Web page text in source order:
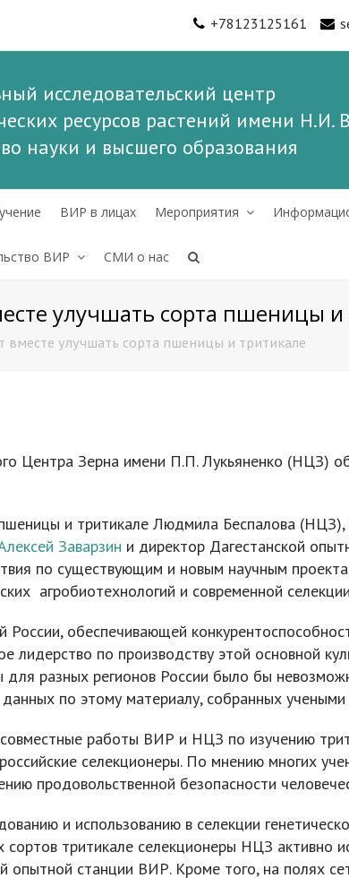
+78123125161
исследовательский центр
ресурсов растений имени Н.И.
науки и высшего образования
ВИР в лицах Мероприятия
ВИР СМИ о нас
улучшать сорта пшеницы и
улучшать сорта пшеницы и тритикале
Центра Зерна имени П.П. Лукьяненко (НЦЗ)
и тритикале Людмила Беспалова (НЦЗ),
Заварзин и директор Дагестанской
по существующим и новым научным
агробиотехнологий и современной
обеспечивающей
по производству этой основной
разных регионов России было бы
по этому материалу, собранных
работы ВИР и НЦЗ по изучению
селекционеры. По мнению многих
продовольственной безопасности
и использованию в селекции
тритикале селекционеры НЦЗ активно
опытной станции ВИР. Кроме того, на полях